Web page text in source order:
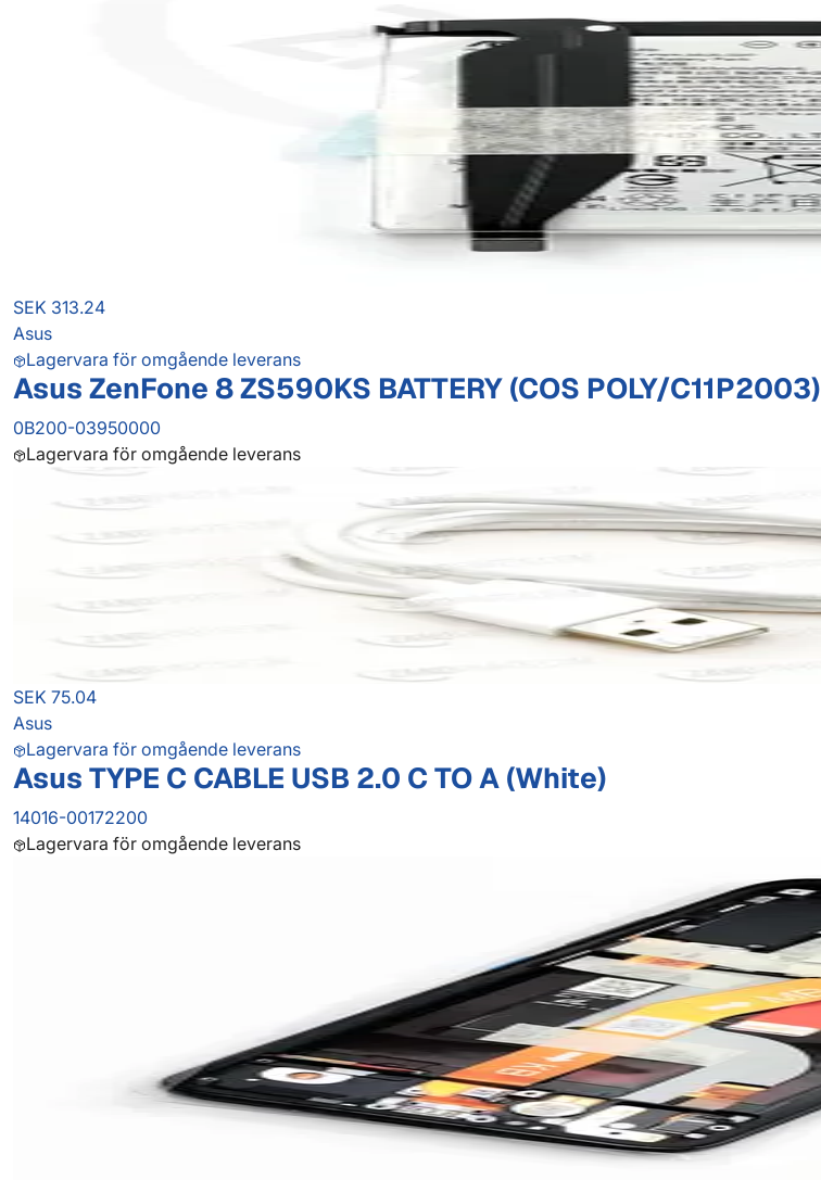
SEK 313.24
Asus
Lagervara för omgående leverans
Asus ZenFone 8 ZS590KS BATTERY (COS POLY/C11P2003)
0B200-03950000
Lagervara för omgående leverans
SEK 75.04
Asus
Lagervara för omgående leverans
Asus TYPE C CABLE USB 2.0 C TO A (White)
14016-00172200
Lagervara för omgående leverans